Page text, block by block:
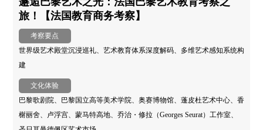
旅！【法国教育商务考察】
考察要点
世界级艺术殿堂沉浸巡礼、艺术教育体系深度解码、多维艺术感知系统构
建
文化体验
巴黎歌剧院、巴黎国立高等美术学院、奥赛博物馆、蓬皮杜艺术中心、香
榭丽舍、卢浮宫、蒙马特高地、乔治・修拉（Georges Seurat）工作室、